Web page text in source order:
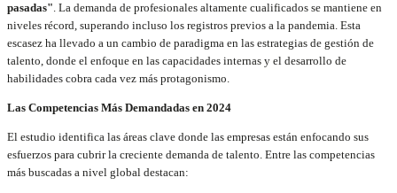
pasadas". La demanda de profesionales altamente cualificados se mantiene en
niveles récord, superando incluso los registros previos a la pandemia. Esta
escasez ha llevado a un cambio de paradigma en las estrategias de gestión de
talento, donde el enfoque en las capacidades internas y el desarrollo de
habilidades cobra cada vez más protagonismo.
Las Competencias Más Demandadas en 2024
El estudio identifica las áreas clave donde las empresas están enfocando sus
esfuerzos para cubrir la creciente demanda de talento. Entre las competencias
más buscadas a nivel global destacan: